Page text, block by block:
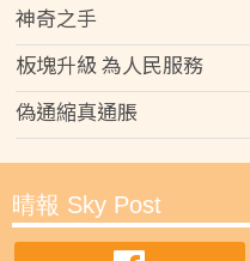
神奇之手
板塊升級 為人民服務
偽通縮真通脹
晴報 Sky Post